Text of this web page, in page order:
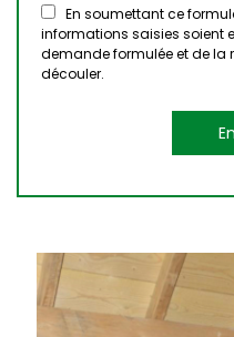
En soumettant ce
informations saisies soient
demande formulée et de la
découler.